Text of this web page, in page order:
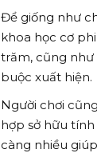
Để giống như
khoa học cơ
trăm, cũng
buộc xuất hiện.
Người chơi
hợp sở hữu
càng nhiều